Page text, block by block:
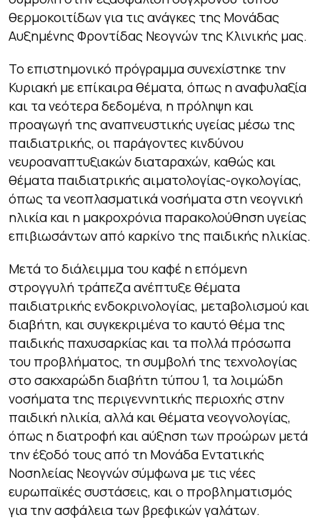
θερμοκοιτίδων για τις ανάγκες της Μονάδας
Αυξημένης Φροντίδας Νεογνών της Κλινικής μας.
Το επιστημονικό πρόγραμμα συνεχίστηκε την
Κυριακή με επίκαιρα θέματα, όπως η αναφυλαξία
και τα νεότερα δεδομένα, η πρόληψη και
προαγωγή της αναπνευστικής υγείας μέσω της
παιδιατρικής, οι παράγοντες κινδύνου
νευροαναπτυξιακών διαταραχών, καθώς και
θέματα παιδιατρικής αιματολογίας-ογκολογίας,
όπως τα νεοπλασματικά νοσήματα στη νεογνική
ηλικία και η μακροχρόνια παρακολούθηση υγείας
επιβιωσάντων από καρκίνο της παιδικής ηλικίας.
Μετά το διάλειμμα του καφέ η επόμενη
στρογγυλή τράπεζα ανέπτυξε θέματα
παιδιατρικής ενδοκρινολογίας, μεταβολισμού και
διαβήτη, και συγκεκριμένα το καυτό θέμα της
παιδικής παχυσαρκίας και τα πολλά πρόσωπα
του προβλήματος, τη συμβολή της τεχνολογίας
στο σακχαρώδη διαβήτη τύπου 1, τα λοιμώδη
νοσήματα της περιγεννητικής περιοχής στην
παιδική ηλικία, αλλά και θέματα νεογνολογίας,
όπως η διατροφή και αύξηση των προώρων μετά
την έξοδό τους από τη Μονάδα Εντατικής
Νοσηλείας Νεογνών σύμφωνα με τις νέες
ευρωπαϊκές συστάσεις, και ο προβληματισμός
για την ασφάλεια των βρεφικών γαλάτων.